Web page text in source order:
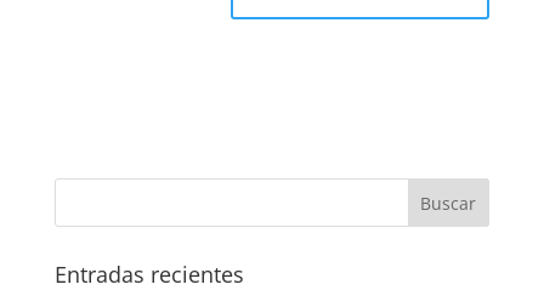
Entradas recientes